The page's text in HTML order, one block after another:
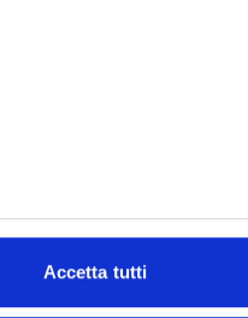
Accetta tutti
tutti durante i
dei nostri specialisti del
dei Mestieri interna è
spazio di confronto e
le nostre persone.